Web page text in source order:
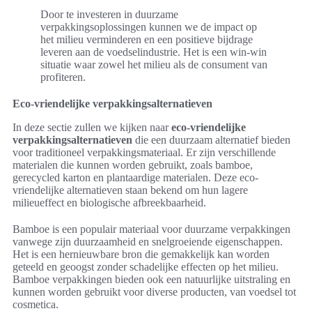
Door te investeren in duurzame
verpakkingsoplossingen kunnen we de impact op
het milieu verminderen en een positieve bijdrage
leveren aan de voedselindustrie. Het is een win-win
situatie waar zowel het milieu als de consument van
profiteren.
Eco-vriendelijke verpakkingsalternatieven
In deze sectie zullen we kijken naareco-vriendelijke
verpakkingsalternatieven die een duurzaam alternatief bieden
voor traditioneel verpakkingsmateriaal. Er zijn verschillende
materialen die kunnen worden gebruikt, zoals bamboe,
gerecycled karton en plantaardige materialen. Deze eco-
vriendelijke alternatieven staan bekend om hun lagere
milieueffect en biologische afbreekbaarheid.
Bamboe is een populair materiaal voor duurzame verpakkingen
vanwege zijn duurzaamheid en snelgroeiende eigenschappen.
Het is een hernieuwbare bron die gemakkelijk kan worden
geteeld en geoogst zonder schadelijke effecten op het milieu.
Bamboe verpakkingen bieden ook een natuurlijke uitstraling en
kunnen worden gebruikt voor diverse producten, van voedsel tot
cosmetica.